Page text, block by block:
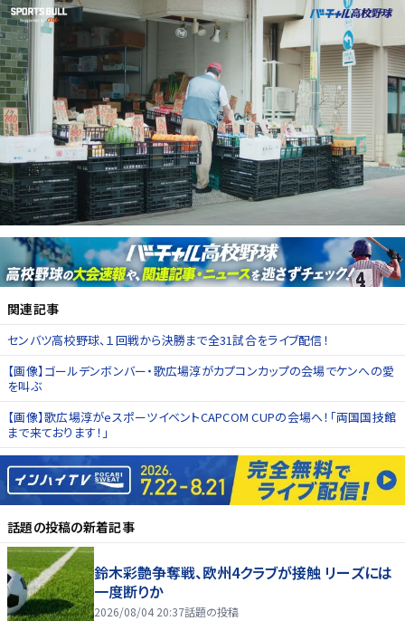
関連記事
センバツ高校野球、１回戦から決勝まで全31試合をライブ配信！
【画像】ゴールデンボンバー・歌広場淳がカプコンカップの会場でケンへの愛
を叫ぶ
【画像】歌広場淳がeスポーツイベントCAPCOM CUPの会場へ！「両国国技館
まで来ております！」
話題の投稿の新着記事
鈴木彩艶争奪戦、欧州4クラブが接触 リーズには
一度断りか
2026/08/04 20:37話題の投稿